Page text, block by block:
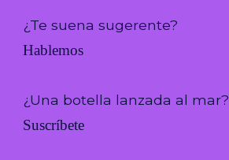
¿Te suena sugerente?
Hablemos
¿Una botella lanzada al mar?
Suscríbete